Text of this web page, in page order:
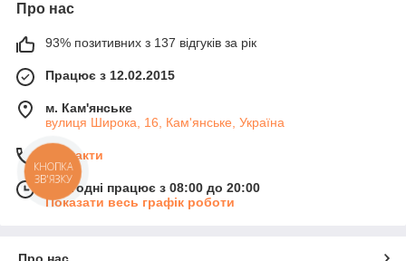
Про нас
93% позитивних з 137 відгуків за рік
Працює з 12.02.2015
м. Кам'янське
вулиця Широка, 16, Кам'янське, Україна
Контакти
Сьогодні працює з 08:00 до 20:00
Показати весь графік роботи
КНОПКА
ЗВ'ЯЗКУ